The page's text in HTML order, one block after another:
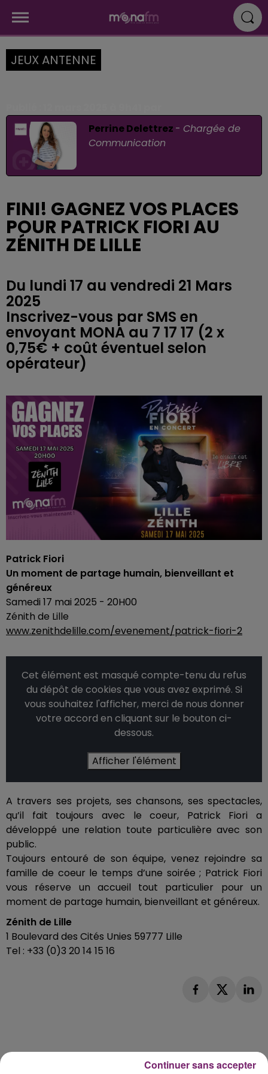
JEUX ANTENNE
Perrine Delettrez - Chargée de
Communication
FINI! GAGNEZ VOS PLACES
POUR PATRICK FIORI AU
ZÉNITH DE LILLE
Du lundi 17 au vendredi 21 Mars
2025
Inscrivez-vous par SMS en
envoyant MONA au 7 17 17 (2 x
0,75€ + coût éventuel selon
opérateur)
Patrick Fiori
Un moment de partage humain, bienveillant et
généreux
Samedi 17 mai 2025 - 20H00
Zénith de Lille
www.zenithdelille.com/evenement/patrick-fiori-2
Cet élément est masqué compte-tenu du refus
du dépôt de cookies que vous avez exprimé. Si
vous souhaitez l'afficher, merci de nous donner
votre accord en cliquant sur le bouton ci-
dessous.
Afficher l'élément
A travers ses projets, ses chansons, ses spectacles,
qu’il fait toujours avec le coeur, Patrick Fiori a
développé une relation toute particulière avec son
public.
Toujours entouré de son équipe, venez rejoindre sa
famille de coeur le temps d’une soirée ; Patrick Fiori
vous réserve un accueil tout particulier pour un
moment de partage humain, bienveillant et généreux.
Zénith de Lille
1 Boulevard des Cités Unies 59777 Lille
Tel : +33 (0)3 20 14 15 16
Continuer sans accepter